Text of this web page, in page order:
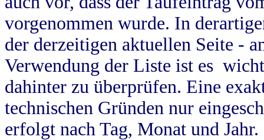
vorgenommen wurde. In
der derzeitigen aktuellen Seite -
Verwendung der Liste ist es
dahinter zu überprüfen. Eine
technischen Gründen nur
erfolgt nach Tag, Monat und Jahr.